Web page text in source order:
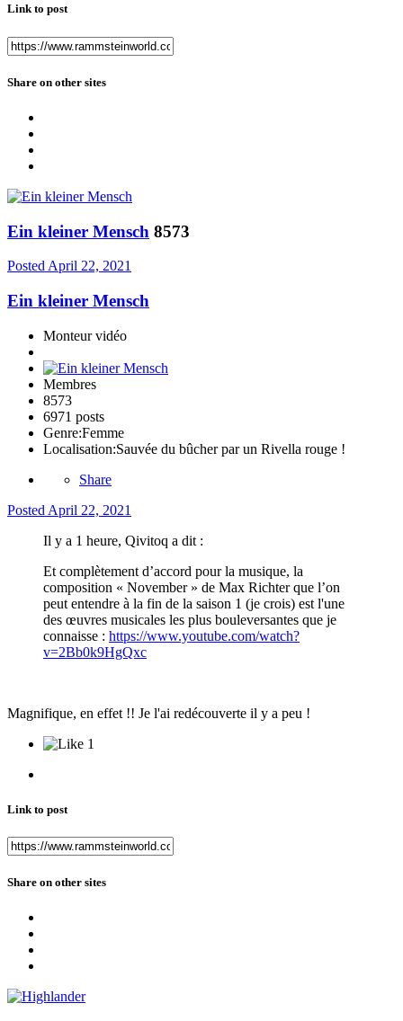
Link to post
Share on other sites
Ein kleiner Mensch 8573
Posted April 22, 2021
Ein kleiner Mensch
Monteur vidéo
Membres
8573
6971 posts
Genre:Femme
Localisation:Sauvée du bûcher par un Rivella rouge !
Share
Posted April 22, 2021
Il y a 1 heure, Qivitoq a dit :
Et complètement d’accord pour la musique, la
composition « November » de Max Richter que l’on
peut entendre à la fin de la saison 1 (je crois) est l'une
des œuvres musicales les plus bouleversantes que je
connaisse : https://www.youtube.com/watch?
v=2Bb0k9HgQxc
Magnifique, en effet !! Je l'ai redécouverte il y a peu !
1
Link to post
Share on other sites